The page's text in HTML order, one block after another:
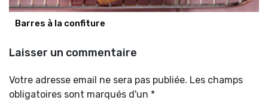
Barres à la confiture
Laisser un commentaire
Votre adresse email ne sera pas publiée. Les champs
obligatoires sont marqués d'un *